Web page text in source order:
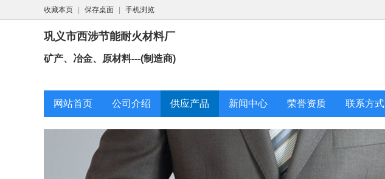
收藏本页 保存桌面 手机浏览
巩义市西涉节能耐火材料厂
矿产、冶金、原材料---(制造商)
网站首页 公司介绍 供应产品 新闻中心 荣誉资质 联系方式